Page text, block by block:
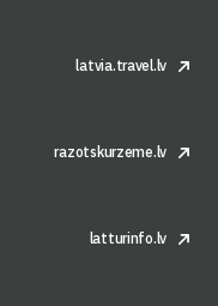
latvia.travel.lv
razotskurzeme.lv
latturinfo.lv